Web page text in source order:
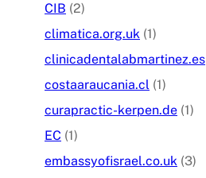
CIB (2)
climatica.org.uk (1)
clinicadentalabmartinez.es
costaaraucania.cl (1)
curapractic-kerpen.de (1)
EC (1)
embassyofisrael.co.uk (3)